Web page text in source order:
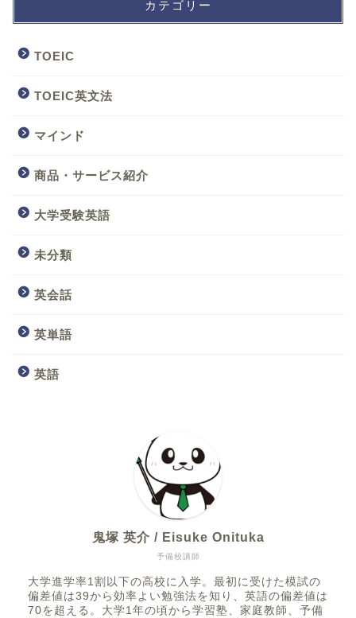
カテゴリー
TOEIC
TOEIC英文法
マインド
商品・サービス紹介
大学受験英語
未分類
英会話
英単語
英語
予備校講師
鬼塚 英介 / Eisuke Onituka
大学進学率1割以下の高校に入学。最初に受けた模試の
偏差値は39から効率よい勉強法を知り、英語の偏差値は
70を超える。大学1年の頃から学習塾、家庭教師、予備